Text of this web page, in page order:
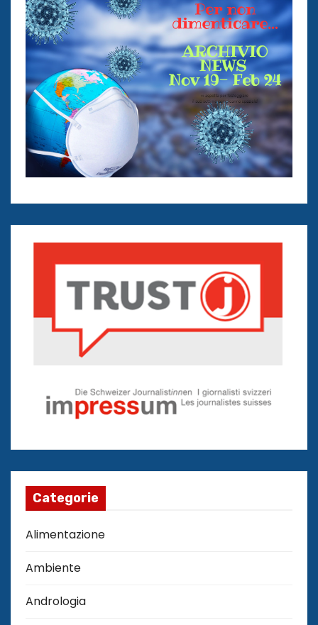
Categorie
Alimentazione
Ambiente
Andrologia